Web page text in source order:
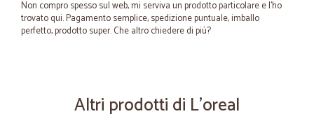
Non compro spesso sul web, mi serviva un prodotto particolare e l'ho
trovato qui. Pagamento semplice, spedizione puntuale, imballo
perfetto, prodotto super. Che altro chiedere di più?
Molto soddisfattaAltri prodotti di L'oreal